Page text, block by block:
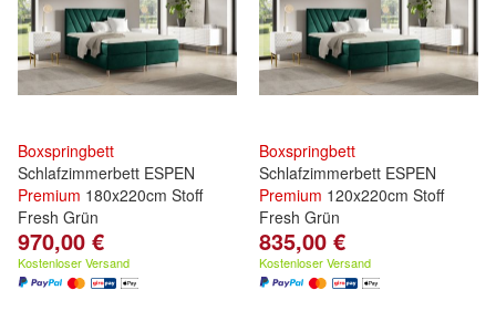
Boxspringbett
Schlafzimmerbett ESPEN
Premium 180x220cm Stoff
Fresh Grün
970,00 €
Kostenloser Versand
Boxspringbett
Schlafzimmerbett ESPEN
Premium 120x220cm Stoff
Fresh Grün
835,00 €
Kostenloser Versand